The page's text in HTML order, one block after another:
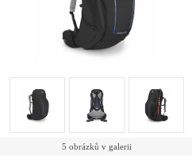
5 obrázků v galerii